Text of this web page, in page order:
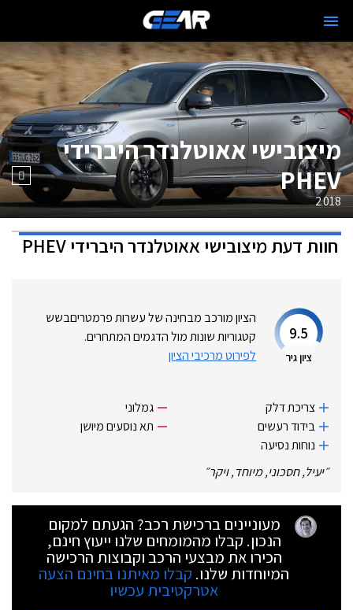
מיצובישי אאוטלנדר היברידי
PHEV
2018
חוות דעתמיצובישי אאוטלנדר היברידי PHEV
9.5
ציון גיר
הציון מורכב מבחינה של עשרות פרמטריםבשש
קטגוריות שונות מול הדגמים המתחרים.
לפירוט מרכיבי הציון
צריכת דלק
בידוד רעשים
נוחות נסיעה
גמלוני
תא נוסעים מיושן
״יעיל, חסכוני, מיוחד, ויקר״
מעוניינים ברכישת רכב? הגעתם למקום
הנכון. קבלו מהמומחים שלנו ייעוץ חינם,
הכירו את מבצעי הרכב וקבוצות הרכישה
המיוחדות שלנו. קבלו מאיתנו בחינם הצעה
אטרקטיבית עכשיו